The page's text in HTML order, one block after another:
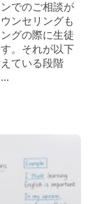
でのご相談が
ンセリングも
グの際に生徒
。それが以下
ている段階